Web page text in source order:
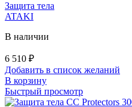
Защита тела
ATAKI
В наличии
6 510 ₽
Добавить в список желаний
В корзину
Быстрый просмотр